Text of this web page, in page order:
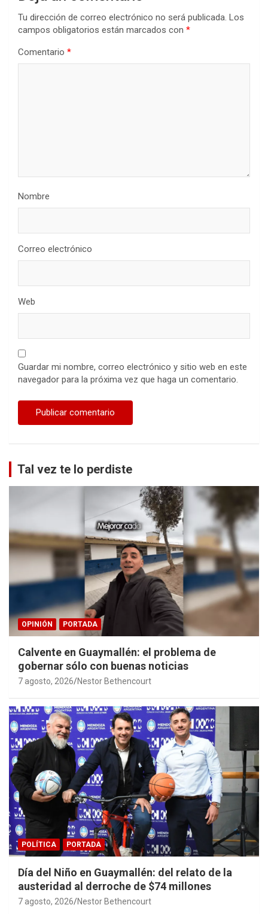
Tu dirección de correo electrónico no será publicada. Los
campos obligatorios están marcados con *
Comentario *
Nombre
Correo electrónico
Web
Guardar mi nombre, correo electrónico y sitio web en este
navegador para la próxima vez que haga un comentario.
Tal vez te lo perdiste
OPINIÓN PORTADA
Calvente en Guaymallén: el problema de
gobernar sólo con buenas noticias
7 agosto, 2026 Nestor Bethencourt
POLÍTICA PORTADA
Día del Niño en Guaymallén: del relato de la
austeridad al derroche de $74 millones
7 agosto, 2026 Nestor Bethencourt